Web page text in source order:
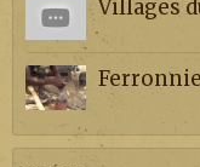
Villages